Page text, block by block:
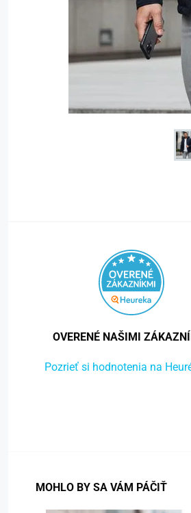
OVERENÉ NAŠIMI
Pozrieť si hodnotenia na
MOHLO BY SA VÁM PÁČIŤ